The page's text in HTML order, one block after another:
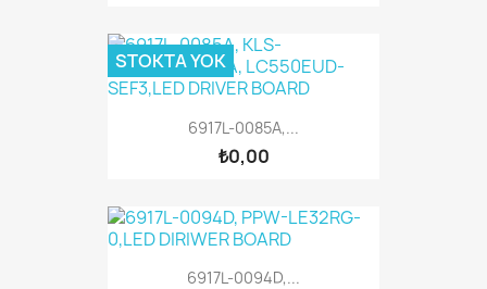
6917L-0085A,...
₺0,00
STOKTA YOK
6917L-0094D,...